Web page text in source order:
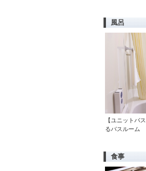
風呂
【ユニットバ
るバスルーム
食事